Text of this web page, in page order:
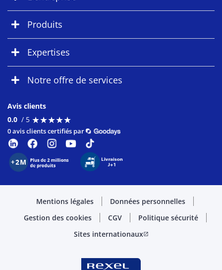
Produits
Expertises
Notre offre de services
Avis clients
0.0 / 5 ★★★★★
★★★★★
0 avis clients certifiés par
Mentions légales
Données personnelles
Gestion des cookies
CGV
Politique sécurité
Sites internationauxopen_in_new